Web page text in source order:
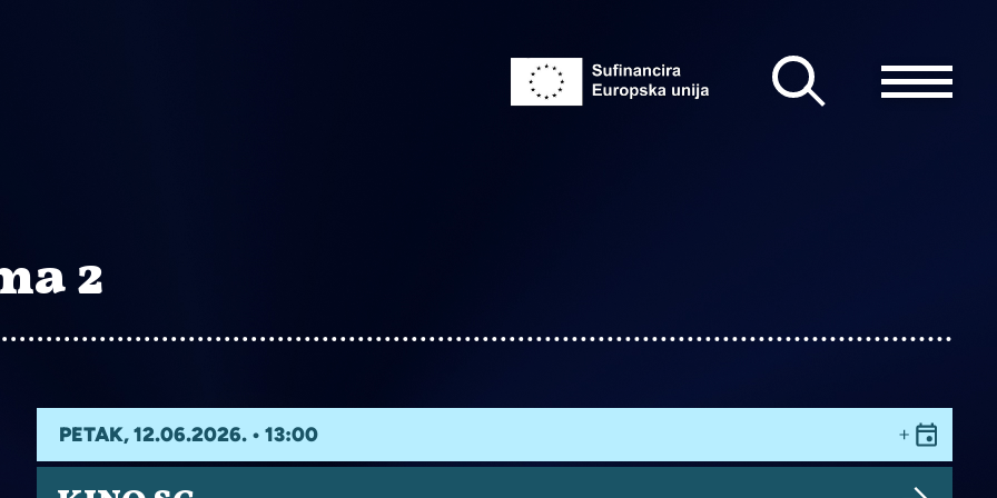
2
PETAK, 12.06.2026. • 13:00